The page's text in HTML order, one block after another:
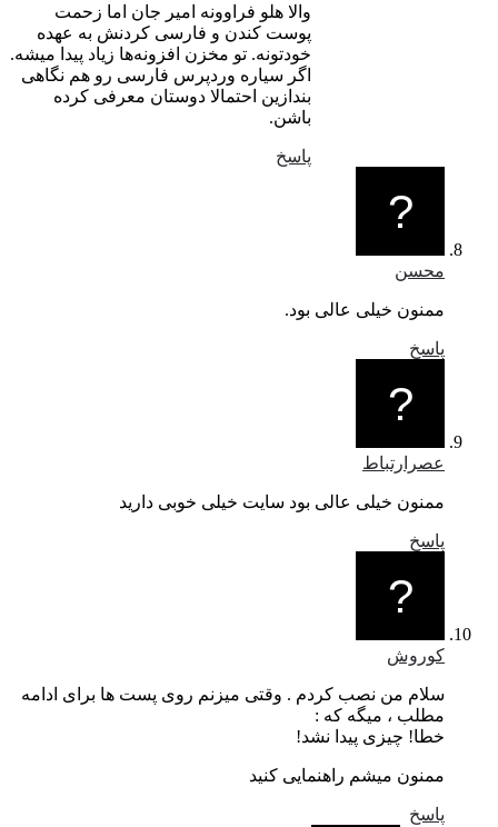
والا هلو فراوونه امیر جان اما زحمت
پوست کندن و فارسی کردنش به عهده
خودتونه. تو مخزن افزونه‌ها زیاد پیدا میشه.
اگر سیاره وردپرس فارسی رو هم نگاهی
بندازین احتمالا دوستان معرفی کرده
باشن.
محسن
ممنون خیلی عالی بود.
عصرارتباط
ممنون خیلی عالی بود سایت خیلی خوبی دارید
کوروش
سلام من نصب کردم . وقتی میزنم روی پست ها برای ادامه
مطلب ، میگه که :
خطا! چیزی پیدا نشد!
ممنون میشم راهنمایی کنید